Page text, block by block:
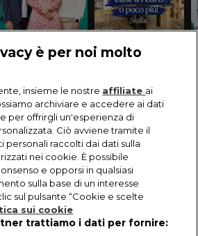
è per noi molto
insieme le nostre affiliate ai
archiviare e accedere ai dati
per offrirgli un'esperienza di
Ciò avviene tramite il
raccolti dai dati sulla
nei cookie. È possibile
e opporsi in qualsiasi
sulla base di un interesse
sul pulsante “Cookie e scelte
sui cookie
trattiamo i dati per fornire: